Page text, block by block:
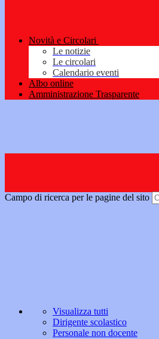
Novità e Circolari
Le notizie
Le circolari
Calendario eventi
Albo online
Amministrazione Trasparente
Campo di ricerca per le pagine del sito
Visualizza tutti
Dirigente scolastico
Personale non docente